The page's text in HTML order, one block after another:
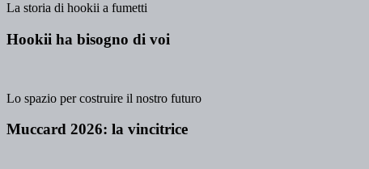
La storia di hookii a fumetti
Hookii ha bisogno di voi
Lo spazio per costruire il nostro futuro
Muccard 2026: la vincitrice